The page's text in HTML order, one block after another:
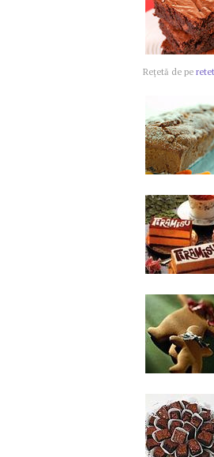
Reţetă de pe